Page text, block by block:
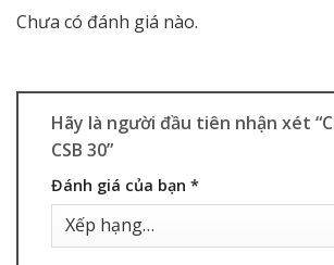
Chưa có đánh giá nào.
Hãy là người đầu tiên nhận xét
CSB 30”
Đánh giá của bạn *